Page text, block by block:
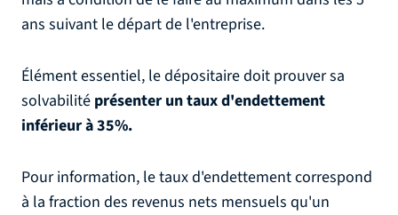
ans suivant le départ de l'entreprise.
Élément essentiel, le dépositaire doit prouver sa
solvabilité présenter un taux d'endettement
inférieur à 35%.
Pour information, le taux d'endettement correspond
à la fraction des revenus nets mensuels qu'un